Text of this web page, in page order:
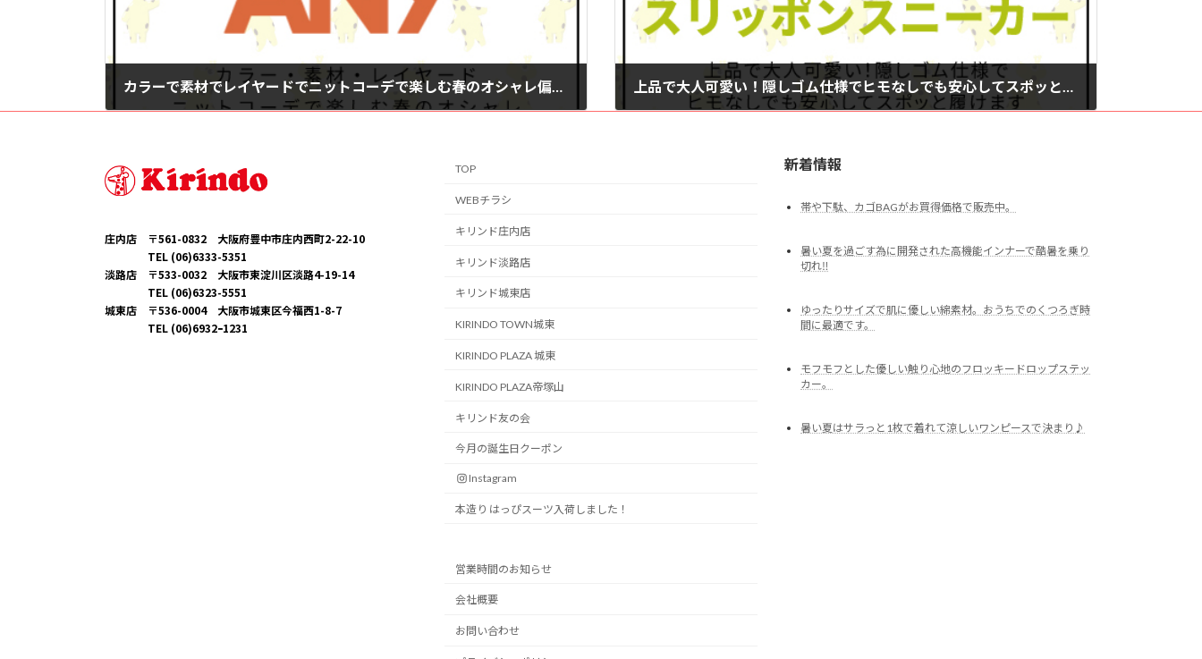
庄内店 〒561-0832 大阪府豊中市庄内西町2-22-10
TEL (06)6333-5351
淡路店 〒533-0032 大阪市東淀川区淡路4-19-14
TEL (06)6323-5551
城東店 〒536-0004 大阪市城東区今福西1-8-7
TEL (06)6932ｰ1231
TOP
WEBチラシ
キリンド庄内店
キリンド淡路店
キリンド城東店
KIRINDO TOWN城東
KIRINDO PLAZA 城東
KIRINDO PLAZA帝塚山
キリンド友の会
今月の誕生日クーポン
Instagram
本造り はっぴスーツ入荷しました！
営業時間のお知らせ
会社概要
お問い合わせ
新着情報
帯や下駄、カゴBAGがお買得価格で販売中。
暑い夏を過ごす為に開発された高機能インナーで酷暑を乗り
切れ‼
ゆったりサイズで肌に優しい綿素材。おうちでのくつろぎ時
間に最適です。
モフモフとした優しい触り心地のフロッキードロップステッ
カー。
暑い夏はサラっと1枚で着れて涼しいワンピースで決まり♪